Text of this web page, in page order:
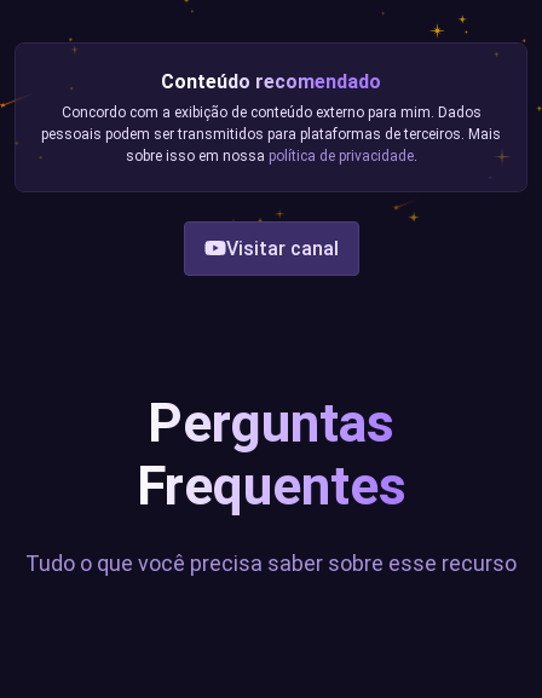
Conteúdo recomendado
Concordo com a exibição de conteúdo externo para mim. Dados
pessoais podem ser transmitidos para plataformas de terceiros. Mais
sobre isso em nossa política de privacidade.
Visitar canal
Perguntas
Frequentes
Tudo o que você precisa saber sobre esse recurso